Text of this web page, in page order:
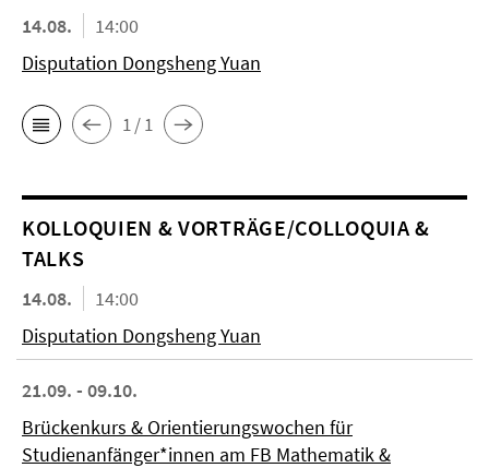
14.08.
14:00
Disputation Dongsheng Yuan
1 / 1
KOL­LO­QUIEN & VORTRÄGE/COLLOQUIA &
TALKS
14.08.
14:00
Disputation Dongsheng Yuan
21.09. - 09.10.
Brückenkurs & Orientierungswochen für
Studienanfänger*innen am FB Mathematik &